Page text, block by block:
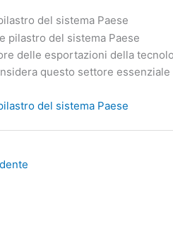
del sistema Paese
delle esportazioni della
questo settore essenziale
del sistema Paese